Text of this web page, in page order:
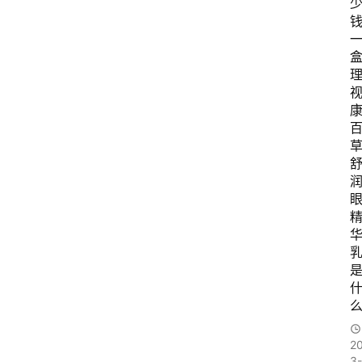
少
钱
一
盒
理
视
康
百
草
舒
润
眼
精
华
乳
是
什
么